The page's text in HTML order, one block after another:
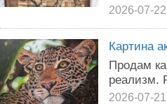
2026-07-22
Картина
Продам
реализм.
2026-07-21